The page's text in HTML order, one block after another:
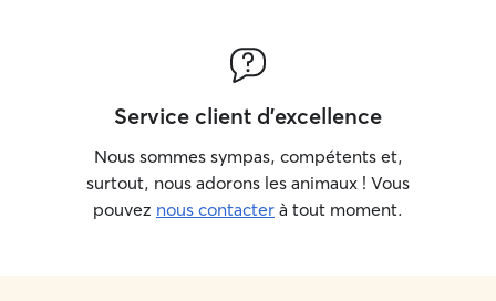
Service client d'excellence
Nous sommes sympas, compétents et,
surtout, nous adorons les animaux ! Vous
pouvez nous contacter à tout moment.